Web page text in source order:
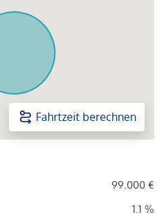
Fahrtzeit berechnen
99.000 €
1.1 %